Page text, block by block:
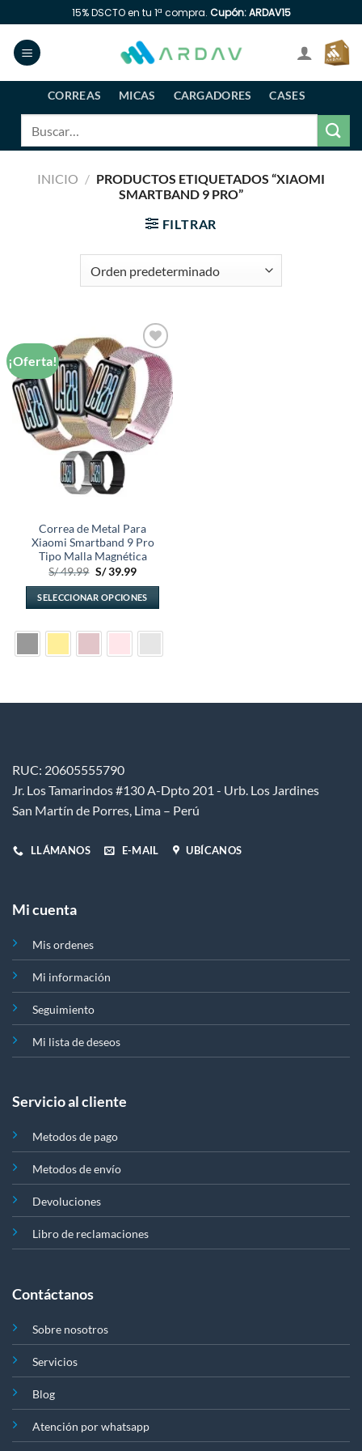
al
contenido
15% DSCTO en tu 1ª compra. Cupón: ARDAV15
CORREAS MICAS CARGADORES
CASES
INICIO / PRODUCTOS ETIQUETADOS “XIAOMI
SMARTBAND 9 PRO”
FILTRAR
¡Oferta!
Añadir
a la
lista de
deseos
Correa de Metal Para
Xiaomi Smartband 9 Pro
Tipo Malla Magnética
S/49.99 El
original
era:
S/ 49.99.
S/39.99El
actual
es:
S/ 39.99.
SELECCIONAR OPCIONES
producto
Las
elegir
en
producto
RUC: 20605555790
Jr. Los Tamarindos #130 A-Dpto 201 - Urb. Los Jardines
San Martín de Porres, Lima – Perú
LLÁMANOS E-MAIL UBÍCANOS
Mi cuenta
Mis ordenes
Mi información
Seguimiento
Mi lista de deseos
Servicio al cliente
Metodos de pago
Metodos de envío
Devoluciones
Libro de reclamaciones
Contáctanos
Sobre nosotros
Servicios
Blog
Atención por whatsapp